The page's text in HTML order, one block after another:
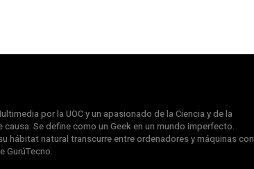
por la UOC y un apasionado de la Ciencia y de la
Se define como un Geek en un mundo imperfecto.
hábitat natural transcurre entre ordenadores y máquinas con
GurúTecno.